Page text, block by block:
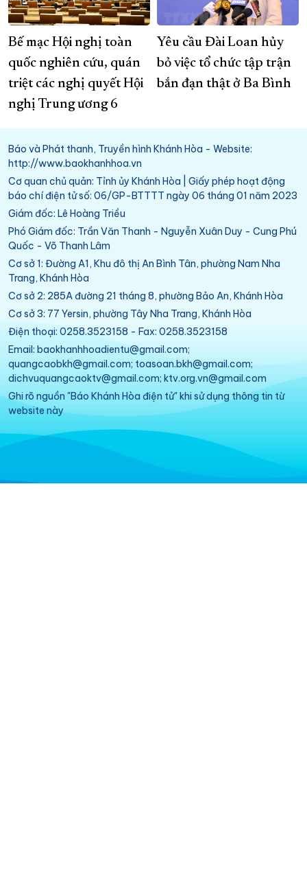
Bế mạc Hội nghị toàn
quốc nghiên cứu, quán
triệt các nghị quyết Hội
nghị Trung ương 6
Yêu cầu Đài Loan hủy
bỏ việc tổ chức tập trận
bắn đạn thật ở Ba Bình
Báo và Phát thanh, Truyền hình Khánh Hòa - Website:
http://www.baokhanhhoa.vn
Cơ quan chủ quản: Tỉnh ủy Khánh Hòa | Giấy phép hoạt động
báo chí điện tử số: 06/GP-BTTTT ngày 06 tháng 01 năm 2023
Giám đốc: Lê Hoàng Triều
Phó Giám đốc: Trần Văn Thanh - Nguyễn Xuân Duy - Cung Phú
Quốc - Võ Thanh Lâm
Cơ sở 1: Đường A1, Khu đô thị An Bình Tân, phường Nam Nha
Trang, Khánh Hòa
Cơ sở 2: 285A đường 21 tháng 8, phường Bảo An, Khánh Hòa
Cơ sở 3: 77 Yersin, phường Tây Nha Trang, Khánh Hòa
Điện thoại: 0258.3523158 - Fax: 0258.3523158
Email: baokhanhhoadientu@gmail.com;
quangcaobkh@gmail.com; toasoan.bkh@gmail.com;
dichvuquangcaoktv@gmail.com; ktv.org.vn@gmail.com
Ghi rõ nguồn "Báo Khánh Hòa điện tử" khi sử dụng thông tin từ
website này